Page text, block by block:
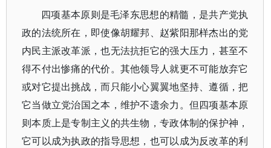
四项基本原则是毛泽东思想的精髓，是共产党执
政的法统所在，即使像胡耀邦、赵紫阳那样杰出的党
内民主派改革派，也无法抗拒它的强大压力，甚至不
得不付出惨痛的代价。其他领导人就更不可能放弃它
或对它提出挑战，而只能小心翼翼地坚持、遵循，把
它当做立党治国之本，维护不遗余力。但四项基本原
则本质上是专制主义的共生物，专政体制的保护神，
它可以成为执政的指导思想，也可以成为反改革的利